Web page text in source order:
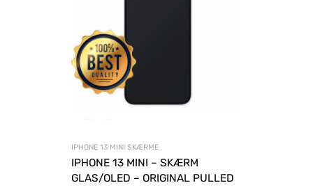
IPHONE 13 MINI SKÆRME
IPHONE 13 MINI – SKÆRM
GLAS/OLED – ORIGINAL PULLED